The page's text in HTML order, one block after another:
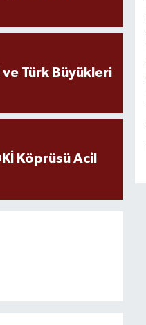
Türk Büyükleri
Köprüsü Acil